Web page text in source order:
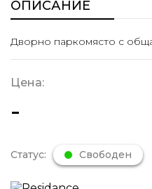
ОПИСАНИЕ
Дворно паркомясто с
Цена:
-
Статус: Свободен